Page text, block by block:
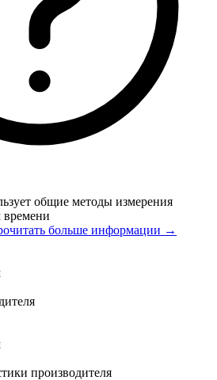
общие методы измерения
времени
больше информации →
производителя